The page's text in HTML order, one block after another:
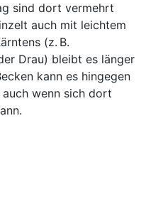
sind dort vermehrt
auch mit leichtem
(z. B.
Drau) bleibt es länger
kann es hingegen
wenn sich dort